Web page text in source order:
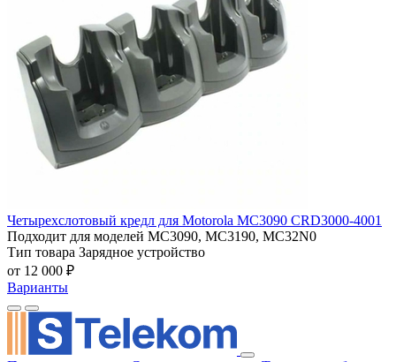
Четырехслотовый кредл для Motorola MC3090 CRD3000-4001
Подходит для моделей MC3090, MC3190, MC32N0
Тип товара Зарядное устройство
от 12 000 ₽
Варианты